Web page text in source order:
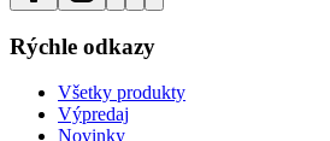
Rýchle odkazy
Všetky produkty
Výpredaj
Novinky